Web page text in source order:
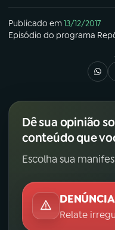
Publicado em13/12/2017
Episódio do programa
Dê sua opinião
conteúdo que
Escolha sua
DENÚNCIA
Relate